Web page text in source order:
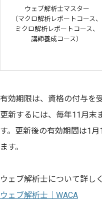
ウェブ解析士マスター
（マクロ解析レポートコース、
ミクロ解析レポートコース、
講師養成コース）
有効期限は、資格の付与を
更新するには、毎年11月末
す。更新後の有効期間は1
ます。
ウェブ解析士について詳し
ウェブ解析士｜WACA